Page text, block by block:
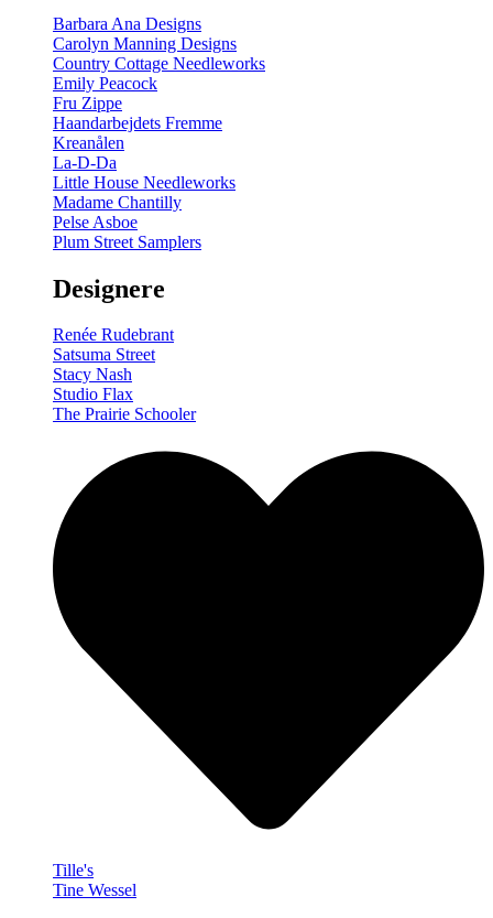
Barbara Ana Designs
Carolyn Manning Designs
Country Cottage Needleworks
Emily Peacock
Fru Zippe
Haandarbejdets Fremme
Kreanålen
La-D-Da
Little House Needleworks
Madame Chantilly
Pelse Asboe
Plum Street Samplers
Designere
Renée Rudebrant
Satsuma Street
Stacy Nash
Studio Flax
The Prairie Schooler
Tille's
Tine Wessel